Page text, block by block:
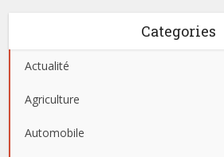
Categories
Actualité
Agriculture
Automobile